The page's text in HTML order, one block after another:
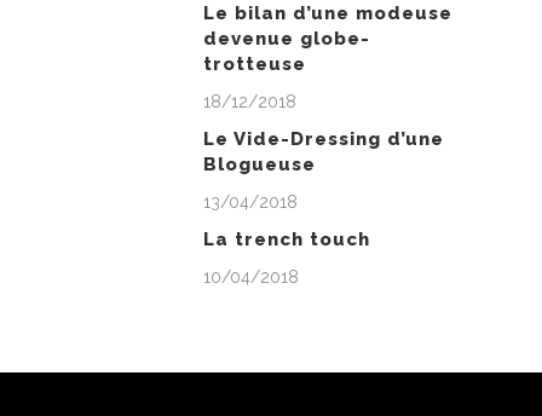
Le bilan d’une modeuse
devenue globe-
trotteuse
18/12/2018
Le Vide-Dressing d’une
Blogueuse
13/04/2018
La trench touch
10/04/2018